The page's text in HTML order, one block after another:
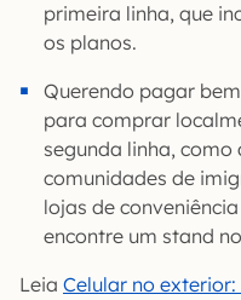
primeira linha, que
os planos.
Querendo pagar
para comprar
segunda linha, como
comunidades de
lojas de
encontre um stand
Leia Celular no